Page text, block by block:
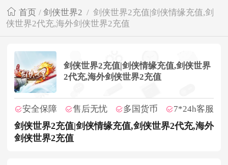
首页 / 剑侠世界2 / 剑侠世界2充值|剑侠情缘充值,剑
侠世界2代充,海外剑侠世界2充值
剑侠世界2充值|剑侠情缘充值,剑侠世界
2代充,海外剑侠世界2充值
安全保障 售后无忧 多国货币 7*24h客服
剑侠世界2充值|剑侠情缘充值,剑侠世界2代充,海外
剑侠世界2充值